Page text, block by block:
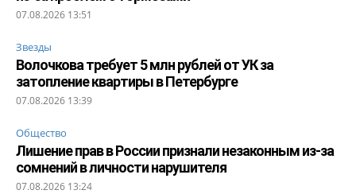
07.08.2026 13:51
Звезды
Волочкова требует 5 млн рублей от УК за
затопление квартиры в Петербурге
07.08.2026 13:39
Общество
Лишение прав в России признали незаконным из-за
сомнений в личности нарушителя
07.08.2026 13:24